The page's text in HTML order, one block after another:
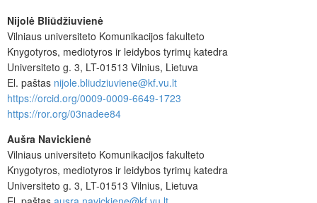
Nijolė Bliūdžiuvienė
Vilniaus universiteto Komunikacijos fakulteto
Knygotyros, mediotyros ir leidybos tyrimų katedra
Universiteto g. 3, LT-01513 Vilnius, Lietuva
El. paštas nijole.bliudziuviene@kf.vu.lt
https://orcid.org/0009-0009-6649-1723
https://ror.org/03nadee84
Aušra Navickienė
Vilniaus universiteto Komunikacijos fakulteto
Knygotyros, mediotyros ir leidybos tyrimų katedra
Universiteto g. 3, LT-01513 Vilnius, Lietuva